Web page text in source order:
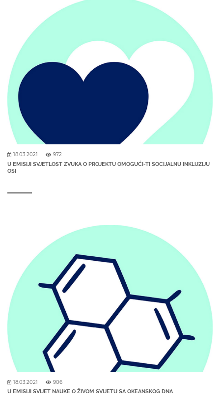
18.03.2021 972
U EMISIJI SVJETLOST ZVUKA O PROJEKTU OMOGUĆI-TI SOCIJALNU INKLUZIJU
OSI
18.03.2021 906
U EMISIJI SVIJET NAUKE O ŽIVOM SVIJETU SA OKEANSKOG DNA